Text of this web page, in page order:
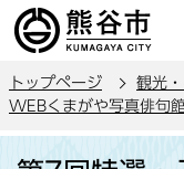
の
ー
トップページ
観光
WEBくまがや写真俳句